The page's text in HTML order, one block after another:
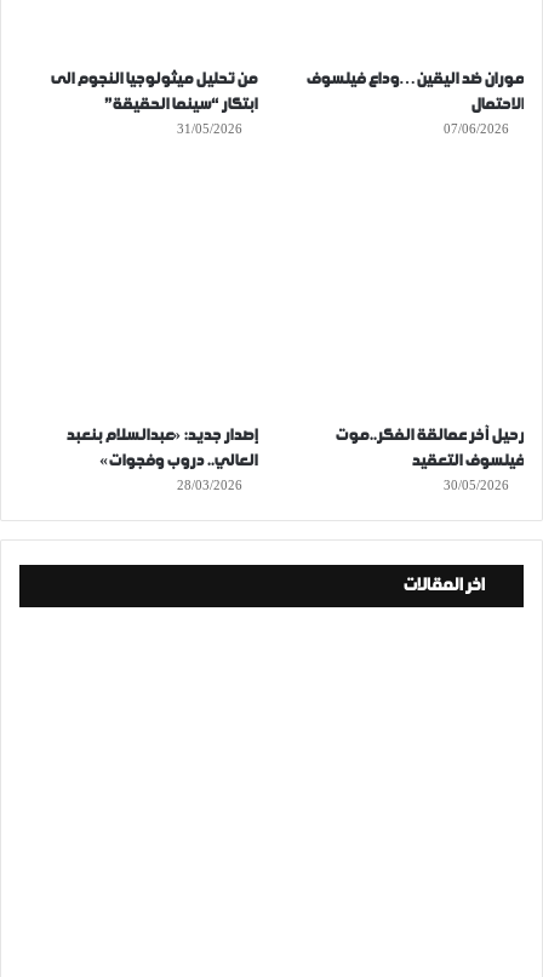
موران ضد اليقين…وداع فيلسوف
الاحتمال
07/06/2026
من تحليل ميثولوجيا النجوم الى
ابتكار “سينما الحقيقة”
31/05/2026
رحيل آخر عمالقة الفكر..موت
فيلسوف التعقيد
30/05/2026
إصدار جديد: «عبدالسلام بنعبد
العالي.. دروب وفجوات»
28/03/2026
اخر المقالات